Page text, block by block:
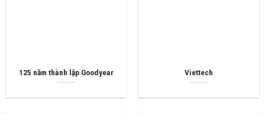
125 năm thành lập Goodyear Viettech